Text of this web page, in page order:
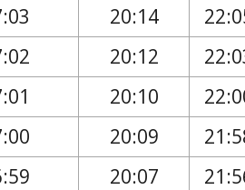
20:14
20:12
20:10
20:09
20:07